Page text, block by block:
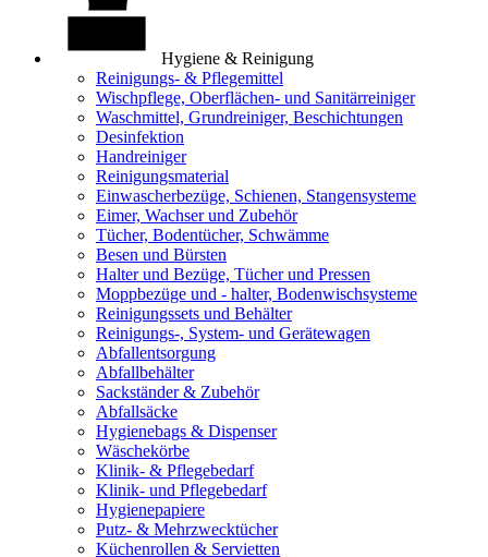
Hygiene & Reinigung
Reinigungs- & Pflegemittel
Wischpflege, Oberflächen- und Sanitärreiniger
Waschmittel, Grundreiniger, Beschichtungen
Desinfektion
Handreiniger
Reinigungsmaterial
Einwascherbezüge, Schienen, Stangensysteme
Eimer, Wachser und Zubehör
Tücher, Bodentücher, Schwämme
Besen und Bürsten
Halter und Bezüge, Tücher und Pressen
Moppbezüge und - halter, Bodenwischsysteme
Reinigungssets und Behälter
Reinigungs-, System- und Gerätewagen
Abfallentsorgung
Abfallbehälter
Sackständer & Zubehör
Abfallsäcke
Hygienebags & Dispenser
Wäschekörbe
Klinik- & Pflegebedarf
Klinik- und Pflegebedarf
Hygienepapiere
Putz- & Mehrzwecktücher
Küchenrollen & Servietten